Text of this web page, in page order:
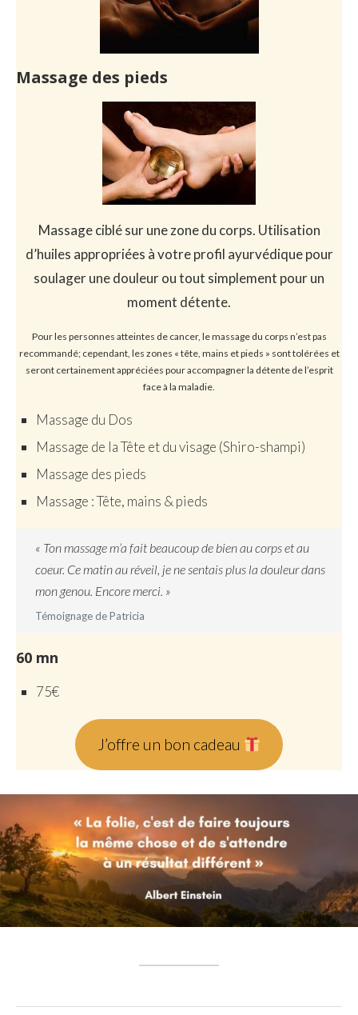
Massage des pieds
Massage ciblé sur une zone du corps. Utilisation
d’huiles appropriées à votre profil ayurvédique pour
soulager une douleur ou tout simplement pour un
moment détente.
Pour les personnes atteintes de cancer, le massage du corps n’est pas
recommandé; cependant, les zones « tête, mains et pieds » sont tolérées et
seront certainement appréciées pour accompagner la détente de l’esprit
face à la maladie.
Massage du Dos
Massage de la Tête et du visage (Shiro-shampi)
Massage des pieds
Massage : Tête, mains & pieds
« Ton massage m’a fait beaucoup de bien au corps et au
coeur. Ce matin au réveil, je ne sentais plus la douleur dans
mon genou. Encore merci. »
Témoignage de Patricia
60 mn
75€
J’offre un bon cadeau